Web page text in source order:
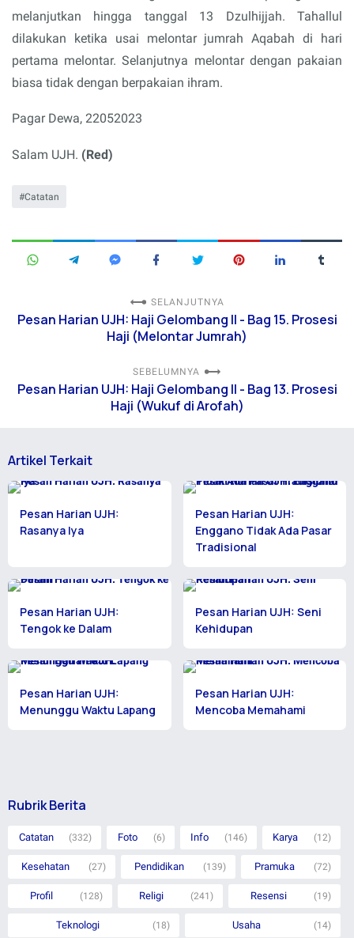
melanjutkan hingga tanggal 13 Dzulhijjah. Tahallul
dilakukan ketika usai melontar jumrah Aqabah di hari
pertama melontar. Selanjutnya melontar dengan pakaian
biasa tidak dengan berpakaian ihram.
Pagar Dewa, 22052023
Salam UJH. (Red)
Catatan
SELANJUTNYA
Pesan Harian UJH: Haji Gelombang II - Bag 15. Prosesi
Haji (Melontar Jumrah)
SEBELUMNYA
Pesan Harian UJH: Haji Gelombang II - Bag 13. Prosesi
Haji (Wukuf di Arofah)
Artikel Terkait
Pesan Harian UJH:
Rasanya Iya
Pesan Harian UJH:
Enggano Tidak Ada Pasar
Tradisional
Pesan Harian UJH:
Tengok ke Dalam
Pesan Harian UJH: Seni
Kehidupan
Pesan Harian UJH:
Menunggu Waktu Lapang
Pesan Harian UJH:
Mencoba Memahami
Rubrik Berita
Catatan (332) Foto (6) Info (146) Karya (12)
Kesehatan (27) Pendidikan (139) Pramuka (72)
Profil (128) Religi (241) Resensi (19)
Teknologi (18) Usaha (14)